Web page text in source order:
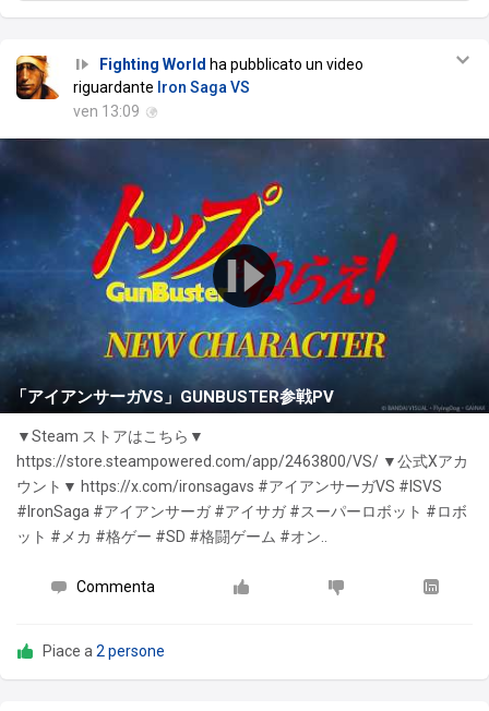
Fighting World ha pubblicato un video
riguardante Iron Saga VS
ven 13:09
「アイアンサーガVS」GUNBUSTER参戦PV
▼Steam ストアはこちら▼
https://store.steampowered.com/app/2463800/VS/ ▼公式Xアカ
ウント▼ https://x.com/ironsagavs #アイアンサーガVS #ISVS
#IronSaga #アイアンサーガ #アイサガ #スーパーロボット #ロボ
ット #メカ #格ゲー #SD #格闘ゲーム #オン..
Commenta
Piace a 2 persone